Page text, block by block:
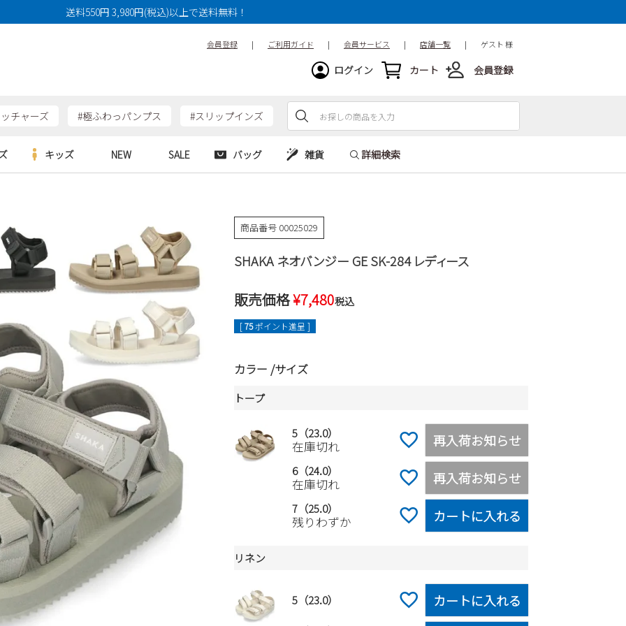
送料550円 3,980円(税込)以上で送料無料！
会員登録 | ご利用ガイド | 会員サービス | 店舗一覧 | ゲスト 様
ログイン カート 会員登録
チャーズ #極ふわっパンプス #スリップインズ
ューズ
SKECHERS
moz
new balance
puma
ワークシューズ
ブーツ
ウェア
GAP
EDWIN
new balance
キッズ NEW SALE バッグ
ーバッグ
雑貨 詳細検索
商品番号 00025029
SHAKA ネオバンジー GE SK-284 レディース
販売価格¥7,480税込
[75ポイント進呈 ]
カラー サイズ
トープ
5（23.0）
在庫切れ 再入荷お知らせ
6（24.0）
在庫切れ 再入荷お知らせ
7（25.0）
残りわずか カートに入れる
リネン
5（23.0） カートに入れる